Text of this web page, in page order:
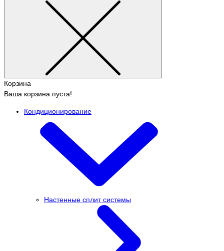
Корзина
Ваша корзина пуста!
Кондиционирование
Настенные сплит системы